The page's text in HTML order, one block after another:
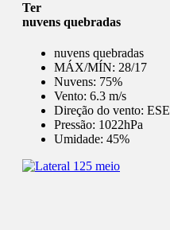
Ter
nuvens quebradas
nuvens quebradas
MÁX/MÍN: 28/17
Nuvens: 75%
Vento: 6.3 m/s
Direção do vento: ESE
Pressão: 1022hPa
Umidade: 45%